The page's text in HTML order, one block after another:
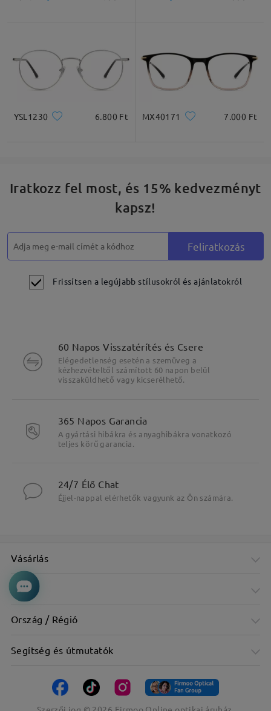
Fő jellemzők kiemelése
YSL1230 6.800 Ft MX40171 7.000 Ft
Iratkozz fel most, és 15% kedvezményt
kapsz!
Feliratkozás
Frissítsen a legújabb stílusokról és ajánlatokról
60 Napos Visszatérítés és Csere
Elégedetlenség esetén a szemüveg a
kézhezvételtől számított 60 napon belül
visszaküldhető vagy kicserélhető.
365 Napos Garancia
A gyártási hibákra és anyaghibákra vonatkozó
teljes körű garancia.
24/7 Élő Chat
Éjjel-nappal elérhetők vagyunk az Ön számára.
Vásárlás
Cég
Ország / Régió
Segítség és útmutatók